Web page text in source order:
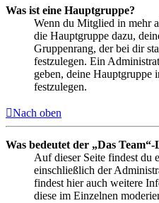
Was ist eine Hauptgruppe?
Wenn du Mitglied in mehr
die Hauptgruppe dazu,
Gruppenrang, der bei dir
festzulegen. Ein
geben, deine Hauptgruppe
festzulegen.
Nach oben
Was bedeutet der „Das
Auf dieser Seite findest du
einschließlich der
findest hier auch weitere
diese im Einzelnen